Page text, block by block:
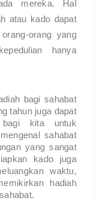
mereka. Hal
atau kado dapat
orang yang
hanya
bagi sahabat
tahun juga dapat
bagi kita untuk
sahabat
yang sangat
kado juga
waktu,
hadiah